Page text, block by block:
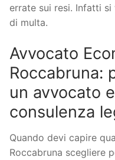
errate sui resi. Infatti
di multa.
Avvocato
Roccabruna:
un avvocato
consulenza
Quando devi capire
Roccabruna scegliere